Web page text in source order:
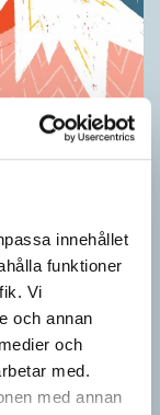
innehållet
funktioner
Vi
och annan
och
med.
med annan
det umgås med”
Rupert Firth